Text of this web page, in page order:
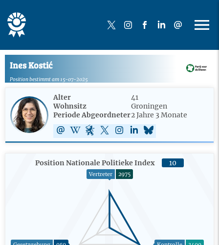
Ines Kostić
Position bestimmt am 15-07-2025
Alter
41
Wohnsitz
Groningen
Periode Abgeordneter2 Jahre 3 Monate
Position Nationale Politieke Index 10
Vertreter 2975